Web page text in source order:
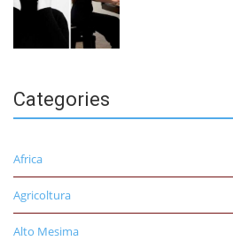
Categories
Africa
Agricoltura
Alto Mesima